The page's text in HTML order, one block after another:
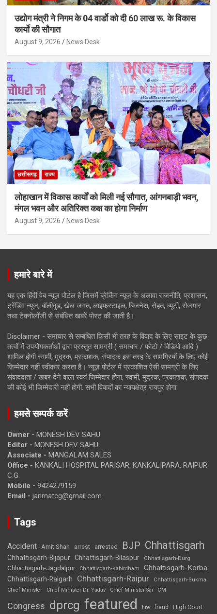
उद्योग मंत्री ने निगम के 04 वार्डाे को दी 60 लाख रू. के विकास
कार्याे की सौगात
August 9, 2026 News Desk
छत्तीसगढ़ राज्य
लोहाखान में विकास कार्यों को मिली नई सौगात, आंगनबाड़ी भवन,
मंगल भवन और अतिरिक्त कक्ष का होगा निर्माण
August 9, 2026 News Desk
हमारे बारे में
यह एक हिंदी वेब न्यूज़ पोर्टल है जिसमें ब्रेकिंग न्यूज़ के अलावा राजनीति, प्रशासन,
ट्रेंडिंग न्यूज, बॉलीवुड, खेल जगत, लाइफस्टाइल, बिजनेस, सेहत, ब्यूटी, रोजगार
तथा टेक्नोलॉजी से संबंधित खबरें पोस्ट की जाती है।
Disclaimer - समाचार से सम्बंधित किसी भी तरह के विवाद के लिए साइट के कुछ
तत्वों में उपयोगकर्ताओं द्वारा प्रस्तुत सामग्री ( समाचार / फोटो / विडियो आदि )
शामिल होगी स्वामी, मुद्रक, प्रकाशक, संपादक इस तरह के सामग्रियों के लिए कोई
ज़िम्मेदार नहीं स्वीकार करता है। न्यूज़ पोर्टल में प्रकाशित ऐसी सामग्री के लिए
संवाददाता / खबर देने वाला स्वयं जिम्मेदार होगा, स्वामी, मुद्रक, प्रकाशक, संपादक
की कोई भी जिम्मेदारी नहीं होगी. सभी विवादों का न्यायक्षेत्र रायपुर होगा
हमसे सम्पर्क करें
Owner - MONESH DEV SAHU
Editor - MONESH DEV SAHU
Associate - MANGALAM SALES
Office - KANKALI HOSPITAL PARISAR, KANKALIPARA, RAIPUR
C.G.
Mobile - 9424279159
Email - janmatcg@gmail.com
Tags
Accident Amit Shah arrest arrested BJP Chhattisgarh
Chhattisgarh-Bijapur Chhattisgarh-Bilaspur Chhattisgarh-Durg
Chhattisgarh-Jagdalpur Chhattisgarh-Kabirdham Chhattisgarh-Korba
Chhattisgarh-Raigarh Chhattisgarh-Raipur
Chhattisgarh-Sukma
Chief Minister
Chief Minister Dr. Yadav Chief Minister Sai CM
Congress dprcg featured fire fraud High Court